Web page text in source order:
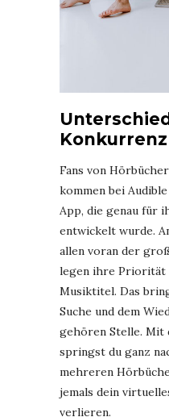
Konkurrenz
Fans von
kommen bei
App, die genau für
entwickelt wurde.
allen voran der
legen ihre Priorität
Musiktitel. Das
Suche und dem
gehören Stelle. Mit
springst du ganz
mehreren
jemals dein
verlieren.